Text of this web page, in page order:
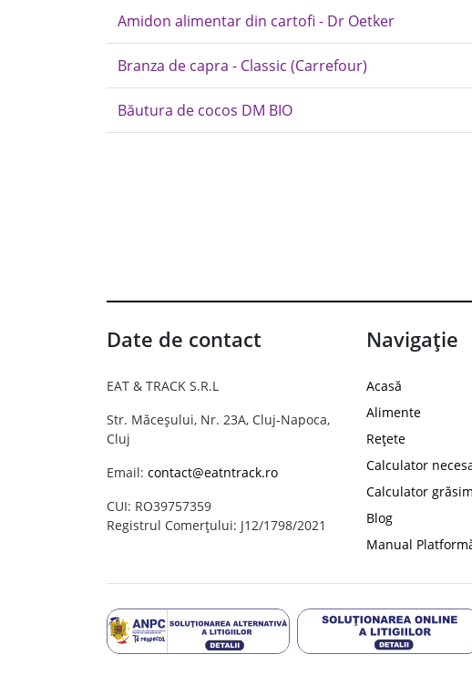
Amidon alimentar din cartofi - Dr Oetker
Branza de capra - Classic (Carrefour)
Băutura de cocos DM BIO
Date de contact
EAT & TRACK S.R.L
Str. Măceșului, Nr. 23A, Cluj-Napoca,
Cluj
Email: contact@eatntrack.ro
CUI: RO39757359
Registrul Comerțului: J12/1798/2021
Navigație
Acasă
Alimente
Rețete
Calculator
Calculator
Blog
Manual